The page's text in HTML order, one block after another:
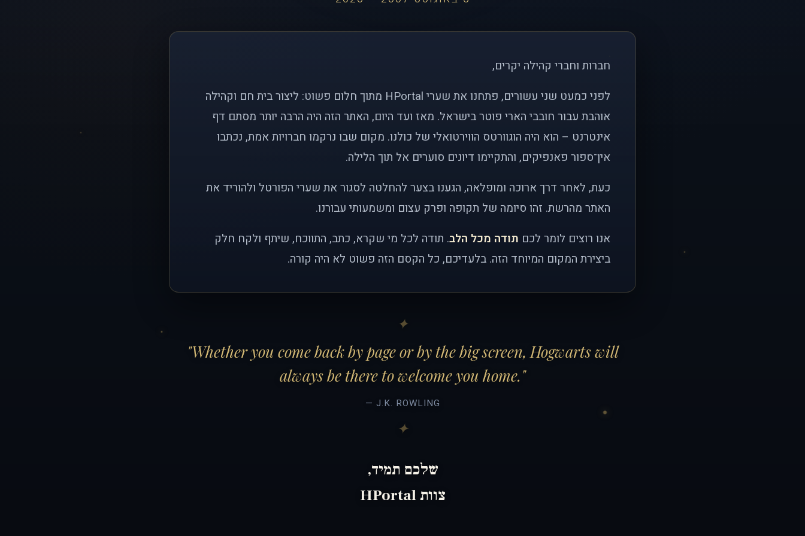
חברות וחברי קהילה יקרים,
לפני כמעט שני עשורים, פתחנו את שערי HPortal מתוך חלום פשוט: ליצור בית חם וקהילה
אוהבת עבור חובבי הארי פוטר בישראל. מאז ועד היום, האתר הזה היה הרבה יותר מסתם דף
אינטרנט – הוא היה הוגוורטס הווירטואלי של כולנו. מקום שבו נרקמו חברויות אמת, נכתבו
אין־ספור פאנפיקים, והתקיימו דיונים סוערים אל תוך הלילה.
כעת, לאחר דרך ארוכה ומופלאה, הגענו בצער להחלטה לסגור את שערי הפורטל ולהוריד את
האתר מהרשת. זהו סיומה של תקופה ופרק עצום ומשמעותי עבורנו.
אנו רוצים לומר לכם תודה מכל הלב. תודה לכל מי שקרא, כתב, התווכח, שיתף ולקח חלק
ביצירת המקום המיוחד הזה. בלעדיכם, כל הקסם הזה פשוט לא היה קורה.
"Whether you come back by page or by the big screen, Hogwarts will
always be there to welcome you home."
— J.K. ROWLING
שלכם תמיד,
צוות HPortal